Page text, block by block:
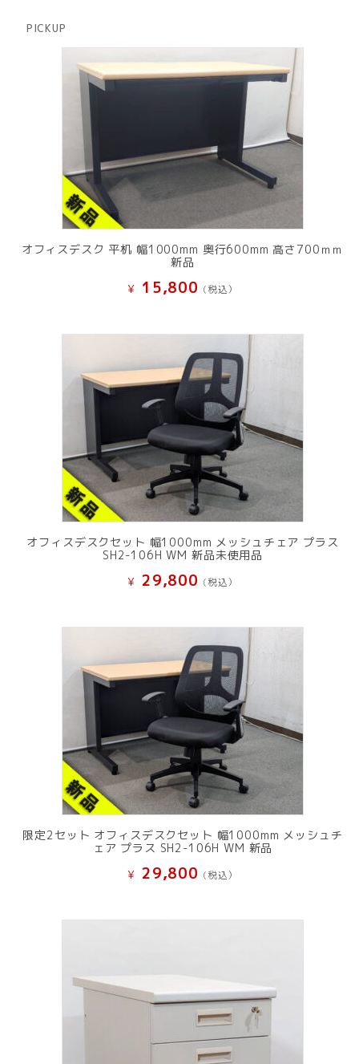
PICKUP
オフィスデスク 平机 幅1000mm 奥行600mm 高さ700ｍｍ
新品
¥ 15,800 (税込）
オフィスデスクセット 幅1000mm メッシュチェア プラス
SH2-106H WM 新品未使用品
¥ 29,800 (税込）
限定2セット オフィスデスクセット 幅1000mm メッシュチ
ェア プラス SH2-106H WM 新品
¥ 29,800 (税込）